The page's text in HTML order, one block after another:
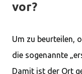
vor?
Um zu beurteilen,
die sogenannte
Damit ist der Ort